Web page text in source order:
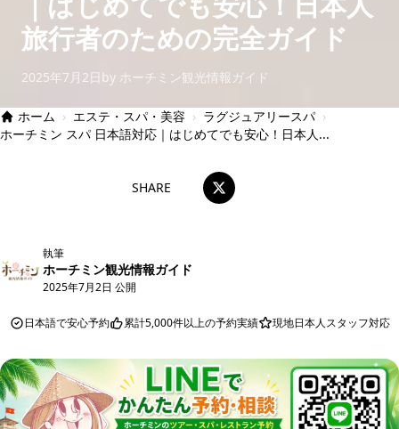
旅行者のための完全ガイド
2025年7月2日 by ホーチミン観光情報ガイド
ホーム › エステ・スパ・美容 › ラグジュアリースパ ›
ホーチミン スパ 日本語対応｜はじめてでも安心！日本人...
SHARE
執筆
ホーチミン観光情報ガイド
2025年7月2日 公開
日本語で安心予約 累計5,000件以上の予約実績 現地日本人スタッフ対応